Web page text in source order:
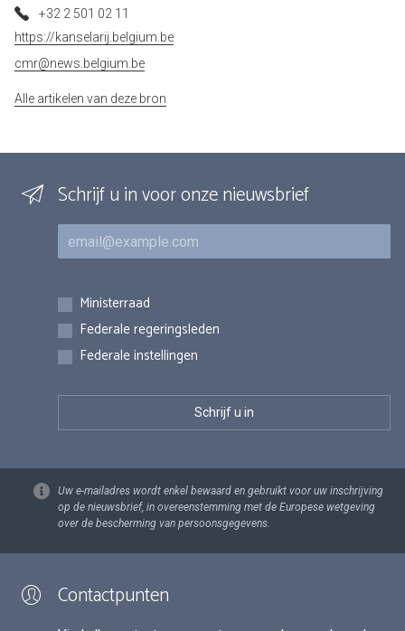
+32 2 501 02 11
https://kanselarij.belgium.be
cmr@news.belgium.be
Alle artikelen van deze bron
Schrijf u in voor onze nieuwsbrief
E-mail
Inschrijvingen
Ministerraad
Federale regeringsleden
Federale instellingen
Uw e-mailadres wordt enkel bewaard en gebruikt voor uw inschrijving
op de nieuwsbrief, in overeenstemming met de Europese wetgeving
over de bescherming van persoonsgegevens.
Contactpunten